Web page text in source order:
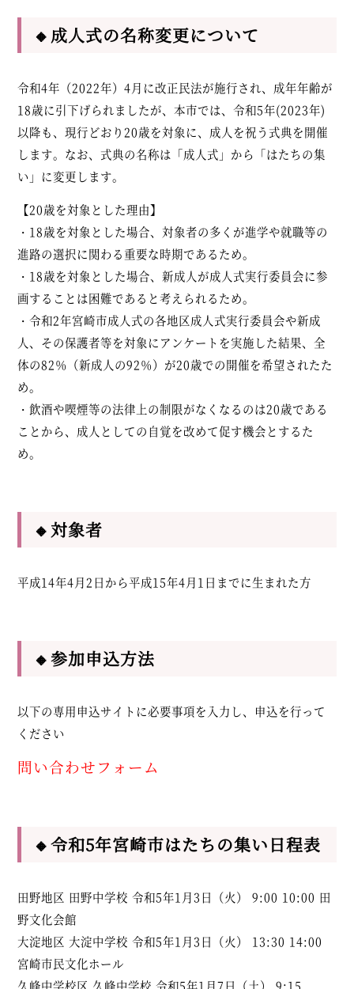
🔸成人式の名称変更について
令和4年（2022年）4月に改正民法が施行され、成年年齢が
18歳に引下げられましたが、本市では、令和5年(2023年)
以降も、現行どおり20歳を対象に、成人を祝う式典を開催
します。なお、式典の名称は「成人式」から 「はたちの集
い」 に変更します。
【20歳を対象とした理由】
・18歳を対象とした場合、対象者の多くが進学や就職等の
進路の選択に関わる重要な時期であるため。
・18歳を対象とした場合、新成人が成人式実行委員会に参
画することは困難であると考えられるため。
・令和2年宮崎市成人式の各地区成人式実行委員会や新成
人、その保護者等を対象にアンケートを実施した結果、全
体の82％（新成人の92％）が20歳での開催を希望されたた
め。
・飲酒や喫煙等の法律上の制限がなくなるのは20歳である
ことから、成人としての自覚を改めて促す機会とするた
め。
🔸対象者
平成14年4月2日から平成15年4月1日までに生まれた方
🔸参加申込方法
以下の専用申込サイトに必要事項を入力し、申込を行って
ください
問い合わせフォーム
🔸令和5年宮崎市はたちの集い日程表
田野地区 田野中学校 令和5年1月3日（火） 9:00 10:00 田
野文化会館
大淀地区 大淀中学校 令和5年1月3日（火） 13:30 14:00
宮崎市民文化ホール
久峰中学校区 久峰中学校 令和5年1月7日（土） 9:15